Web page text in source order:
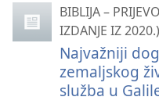
BIBLIJA –
IZDANJE IZ 2020.)
Najvažniji
zemaljskog
služba u